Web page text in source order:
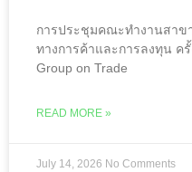
การประชุมคณะทำงานสาข
ทางการค้าและการลงทุน ค
Group on Trade
READ MORE »
July 14, 2026 No Comments